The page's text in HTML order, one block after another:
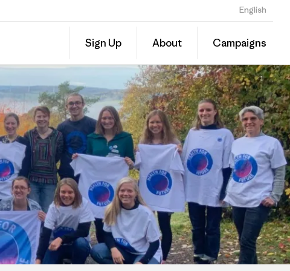
English
Sign Up About CampaignsShare
this
on